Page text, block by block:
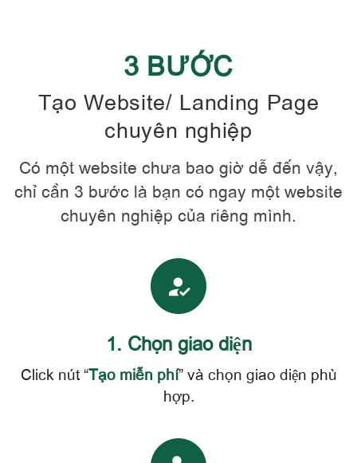
3 BƯỚC
Tạo Website/ Landing Page
chuyên nghiệp
Có một website chưa bao giờ dễ đến vậy,
chỉ cần 3 bước là bạn có ngay một website
chuyên nghiệp của riêng mình.
1. Chọn giao diện
Click nút “Tạo miễn phí” và chọn giao diện phù
hợp.